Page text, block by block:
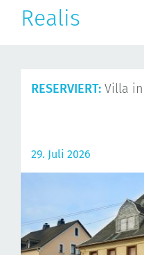
Realis
RESERVIERT: Villa
29. Juli 2026